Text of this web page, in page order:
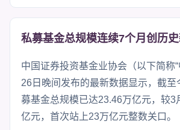
私募基金总规模连续7个月创历
中国证券投资基金业协会（以下简称“
26日晚间发布的最新数据显示，截至
募基金总规模已达23.46万亿元，较3
亿元，首次站上23万亿元整数关口。